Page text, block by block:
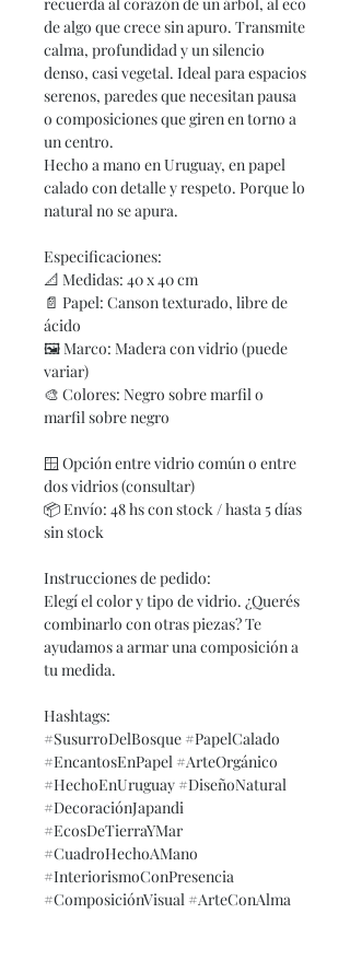
de algo que crece sin apuro. Transmite
calma, profundidad y un silencio
denso, casi vegetal. Ideal para espacios
serenos, paredes que necesitan pausa
o composiciones que giren en torno a
un centro.
Hecho a mano en Uruguay, en papel
calado con detalle y respeto. Porque lo
natural no se apura.
Especificaciones:
📐 Medidas: 40 x 40 cm
📄 Papel: Canson texturado, libre de
ácido
🖼Marco: Madera con vidrio (puede
variar)
🎨 Colores: Negro sobre marfil o
marfil sobre negro
🪟 Opción entre vidrio común o entre
dos vidrios (consultar)
📦Envío: 48 hs con stock / hasta 5 días
sin stock
Instrucciones de pedido:
Elegí el color y tipo de vidrio. ¿Querés
combinarlo con otras piezas? Te
ayudamos a armar una composición a
tu medida.
Hashtags:
#SusurroDelBosque #PapelCalado
#EncantosEnPapel #ArteOrgánico
#HechoEnUruguay #DiseñoNatural
#DecoraciónJapandi
#EcosDeTierraYMar
#CuadroHechoAMano
#InteriorismoConPresencia
#ComposiciónVisual #ArteConAlma